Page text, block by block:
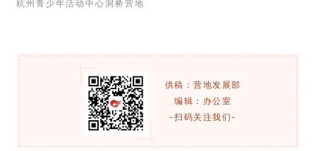
杭州青少年活动中心洞桥营地
供稿：营地发展部
编辑：办公室
-扫码关注我们-